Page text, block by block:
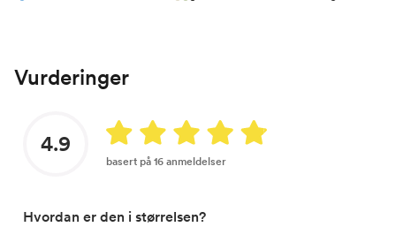
Vurderinger
4.9
basert på 16 anmeldelser
Hvordan er den i størrelsen?